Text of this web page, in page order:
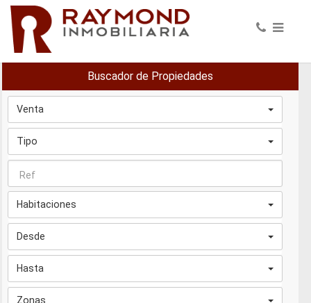
Buscador de Propiedades
Venta
Tipo
Habitaciones
Desde
Hasta
Zonas